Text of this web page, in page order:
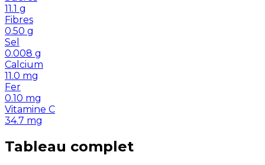
11.1 g
Fibres
0.50 g
Sel
0.008 g
Calcium
11.0 mg
Fer
0.10 mg
Vitamine C
34.7 mg
Tableau complet